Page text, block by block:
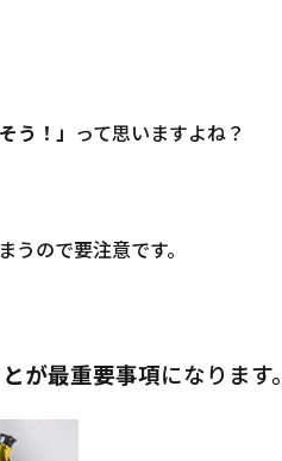
う！」 って思いますよね？
うので要注意です。
とが最重要事項になります。